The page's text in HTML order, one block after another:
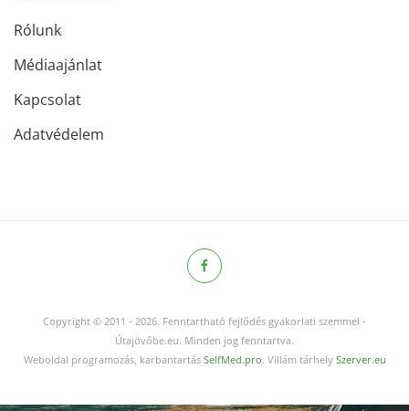
Rólunk
Médiaajánlat
Kapcsolat
Adatvédelem
Copyright © 2011 - 2026. Fenntartható fejlődés gyakorlati szemmel -
Útajövőbe.eu. Minden jog fenntartva.
Weboldal programozás, karbantartás SelfMed.pro. Villám tárhely Szerver.eu